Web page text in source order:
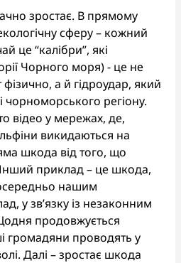
зростає. В прямому
сферу – кожний
це “калібри”, які
Чорного моря) - це не
фізично, а й гідроудар, який
чорноморського регіону.
відео у мережах, де,
викидаються на
шкода від того, що
Інший приклад – це шкода,
нашим
у зв’язку із незаконним
продовжується
громадяни проводять у
Далі – зростає шкода